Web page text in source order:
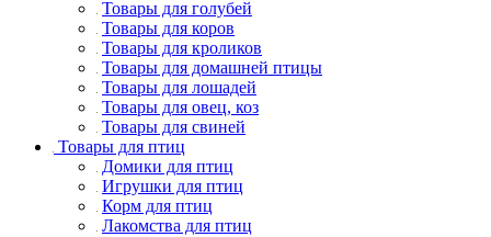
Товары для голубей
Товары для коров
Товары для кроликов
Товары для домашней птицы
Товары для лошадей
Товары для овец, коз
Товары для свиней
Товары для птиц
Домики для птиц
Игрушки для птиц
Корм для птиц
Лакомства для птиц